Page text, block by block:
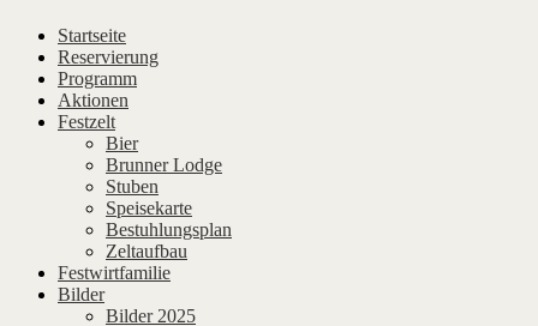
Startseite
Reservierung
Programm
Aktionen
Festzelt
Bier
Brunner Lodge
Stuben
Speisekarte
Bestuhlungsplan
Zeltaufbau
Festwirtfamilie
Bilder
Bilder 2025